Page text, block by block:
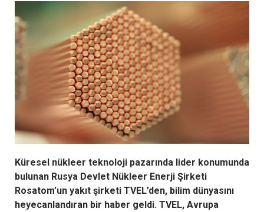
Küresel nükleer teknoloji pazarında lider konumunda
bulunan Rusya Devlet Nükleer Enerji Şirketi
Rosatom’un yakıt şirketi TVEL’den, bilim dünyasını
heyecanlandıran bir haber geldi. TVEL, Avrupa